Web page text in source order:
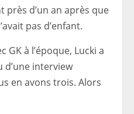
près d’un an après que
pas d’enfant.
GK à l’époque, Lucki a
d’une interview
en avons trois. Alors